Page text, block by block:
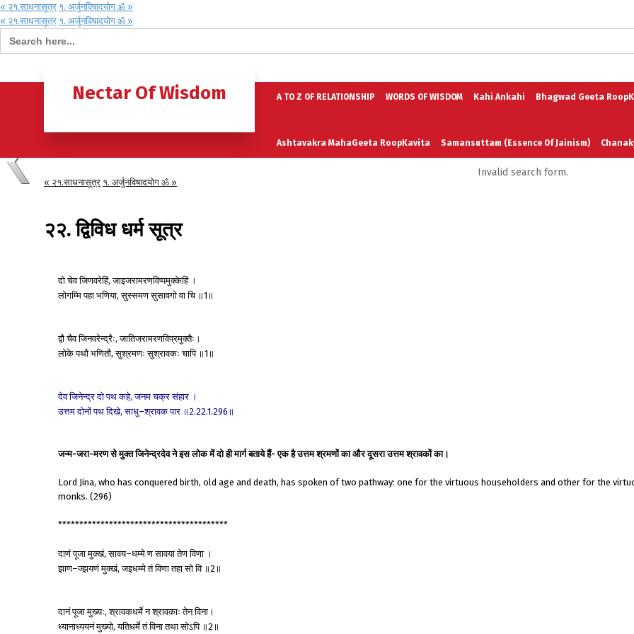
« २१.साधनासूत्र १. अर्जुनविषादयोग ॐ »
« २१.साधनासूत्र १. अर्जुनविषादयोग ॐ »
Search for:
Nectar Of Wisdom A TO Z OF RELATIONSHIP WORDS OF WISDOM Kahi Ankahi Bhagwad Geeta
Ashtavakra MahaGeeta RoopKavita Samansuttam (Essence Of Jainism)
Invalid search form.
« २१.साधनासूत्र १. अर्जुनविषादयोग ॐ »
२२. द्विविध धर्म सूत्र
दोचेवजिणवरेहिं,जाइजरामरणविप्पमुक्केहिं ।
लोगम्मिपहाभणिया,सुस्समणसुसावगोवाचि ॥1 ॥
द्वौचैवजिनवरेन्द्रैः,जातिजरामरणविप्रमुक्तैः।
लोकेपथौभणितौ,सुश्रमणः सुश्रावकः चापि ॥1 ॥
देवजिनेन्द्रदोपथकहे,जनमचक्रसंहार ।
उत्तमदोनोंपथदिखे,साधु–श्रावकपार ॥2.22.1.296 ॥
जन्म-जरा-मरण से मुक्त जिनेन्द्रदेव ने इस लोक में दो ही मार्ग बताये हैं- एक है उत्तम श्रमणों का और दूसरा उत्तम श्रावकों का।
Lord Jina, who has conquered birth, old age and death, has spoken of two pathway: one for the virtuous householders and other for the
monks. (296)
****************************************
दाणंपूजामुक्खं,सावय–धम्मेणसावयातेणविणा ।
झाण–ज्झयणंमुक्खं,जइधम्मेतंविणातहासोवि ॥2 ॥
दानंपूजामुख्यः,श्रावकधर्मेनश्रावकाः तेनविना।
ध्यानाध्ययनंमुख्यो,यतिधर्मेतंविनातथासोऽपि ॥2 ॥